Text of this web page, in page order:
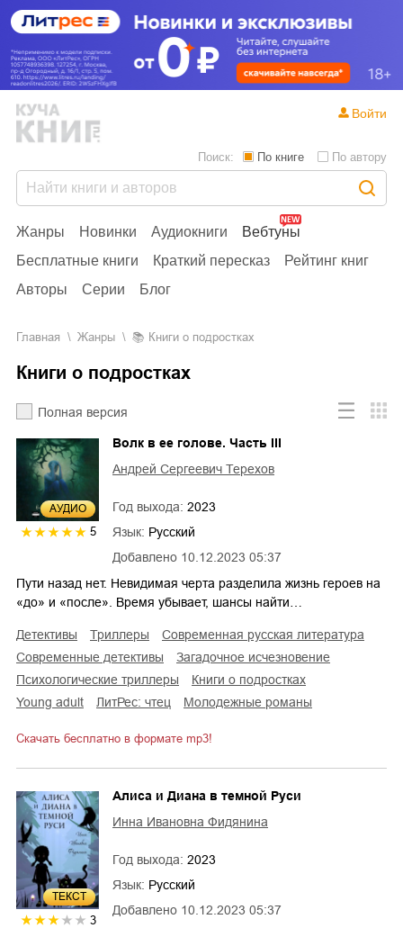
Жанры Новинки Аудиокниги
Вебтуны
Бесплатные книги
Краткий пересказ
Рейтинг книг
Авторы
Серии Блог
Поиск: По книге По автору
Войти
Главная Жанры Книги о подростках
Книги о подростках
Полная версия
AУДИО
5
Добавлено 10.12.2023 05:37
Волк в ее голове. Часть III
Андрей Сергеевич Терехов
Год выхода: 2023
Язык: Русский
Пути назад нет. Невидимая черта разделила жизнь героев на
«до» и «после». Время убывает, шансы найти…
детективы триллеры
современная русская литература
современные детективы
загадочное исчезновение
психологические триллеры
книги о подростках
young adult
ЛитРес: чтец молодежные романы
Скачать бесплатно в формате mp3!
ТЕКСТ
3
Добавлено 10.12.2023 05:37
Алиса и Диана в темной Руси
Инна Ивановна Фидянина
Год выхода: 2023
Язык: Русский